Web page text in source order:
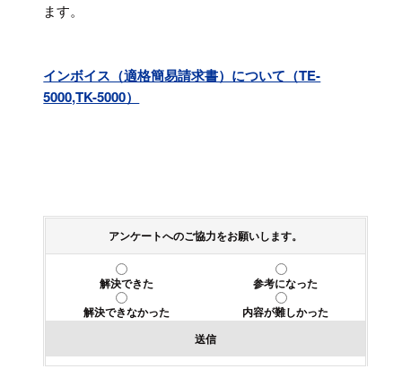
ます。
インボイス（適格簡易請求書）について（TE-
5000,TK-5000）
アンケートへのご協力をお願いします。
解決できた
参考になった
解決できなかった
内容が難しかった
送信